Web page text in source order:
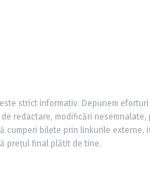
strict informativ. Depunem
redactare, modificări nesemnalate,
bilete prin linkurile externe,
prețul final plătit de tine.